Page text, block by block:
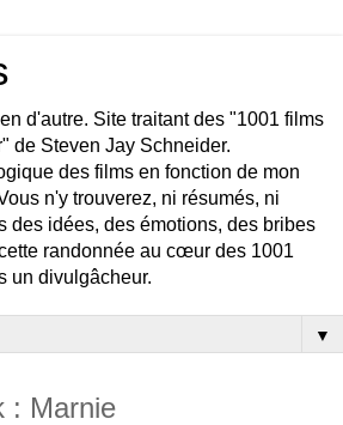
d'autre. Site traitant des "1001 films
de Steven Jay Schneider.
des films en fonction de mon
n'y trouverez, ni résumés, ni
des idées, des émotions, des bribes
randonnée au cœur des 1001
un divulgâcheur.
▼
: Marnie